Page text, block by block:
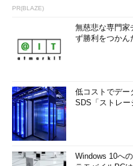
PR(BLAZE)
無慈悲な専門家
ず勝利をつかん
低コストでデー
SDS「ストレー
Windows 10へ